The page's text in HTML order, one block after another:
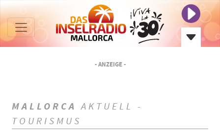
- ANZEIGE -
MALLORCA AKTUELL -
TOURISMUS